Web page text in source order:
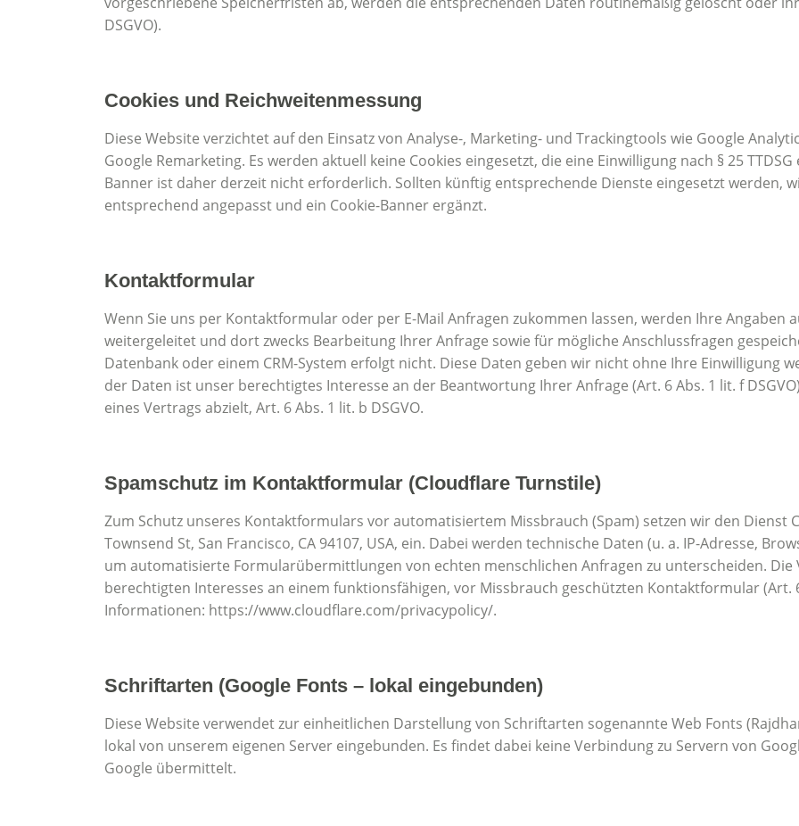
DSGVO).
Cookies und Reichweitenmessung
Diese Website verzichtet auf den Einsatz von Analyse-, Marketing- und Trackingtools wie Google
Google Remarketing. Es werden aktuell keine Cookies eingesetzt, die eine Einwilligung nach § 25
Banner ist daher derzeit nicht erforderlich. Sollten künftig entsprechende Dienste eingesetzt werden,
entsprechend angepasst und ein Cookie-Banner ergänzt.
Kontaktformular
Wenn Sie uns per Kontaktformular oder per E-Mail Anfragen zukommen lassen, werden Ihre Angaben
weitergeleitet und dort zwecks Bearbeitung Ihrer Anfrage sowie für mögliche Anschlussfragen
Datenbank oder einem CRM-System erfolgt nicht. Diese Daten geben wir nicht ohne Ihre Einwilligung
der Daten ist unser berechtigtes Interesse an der Beantwortung Ihrer Anfrage (Art. 6 Abs. 1 lit. f
eines Vertrags abzielt, Art. 6 Abs. 1 lit. b DSGVO.
Spamschutz im Kontaktformular (Cloudflare Turnstile)
Zum Schutz unseres Kontaktformulars vor automatisiertem Missbrauch (Spam) setzen wir den Dienst
Townsend St, San Francisco, CA 94107, USA, ein. Dabei werden technische Daten (u. a. IP-Adresse,
um automatisierte Formularübermittlungen von echten menschlichen Anfragen zu unterscheiden.
berechtigten Interesses an einem funktionsfähigen, vor Missbrauch geschützten Kontaktformular (Art.
Informationen: https://www.cloudflare.com/privacypolicy/.
Schriftarten (Google Fonts – lokal eingebunden)
Diese Website verwendet zur einheitlichen Darstellung von Schriftarten sogenannte Web Fonts
lokal von unserem eigenen Server eingebunden. Es findet dabei keine Verbindung zu Servern von
Google übermittelt.